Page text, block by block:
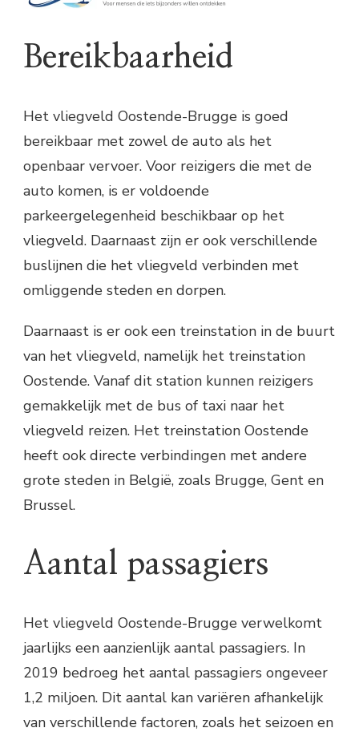
Bereikbaarheid
Het vliegveld Oostende-Brugge is goed
bereikbaar met zowel de auto als het
openbaar vervoer. Voor reizigers die met de
auto komen, is er voldoende
parkeergelegenheid beschikbaar op het
vliegveld. Daarnaast zijn er ook verschillende
buslijnen die het vliegveld verbinden met
omliggende steden en dorpen.
Daarnaast is er ook een treinstation in de buurt
van het vliegveld, namelijk het treinstation
Oostende. Vanaf dit station kunnen reizigers
gemakkelijk met de bus of taxi naar het
vliegveld reizen. Het treinstation Oostende
heeft ook directe verbindingen met andere
grote steden in België, zoals Brugge, Gent en
Brussel.
Aantal passagiers
Het vliegveld Oostende-Brugge verwelkomt
jaarlijks een aanzienlijk aantal passagiers. In
2019 bedroeg het aantal passagiers ongeveer
1,2 miljoen. Dit aantal kan variëren afhankelijk
van verschillende factoren, zoals het seizoen en